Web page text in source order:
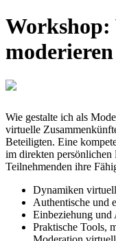
moderieren
Wie gestalte ich als
virtuelle
Beteiligten. Eine
im direkten
Teilnehmenden ihre
Dynamiken
Authentische und
Einbeziehung und
Praktische Tools,